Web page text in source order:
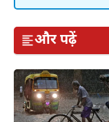
और पढ़ें